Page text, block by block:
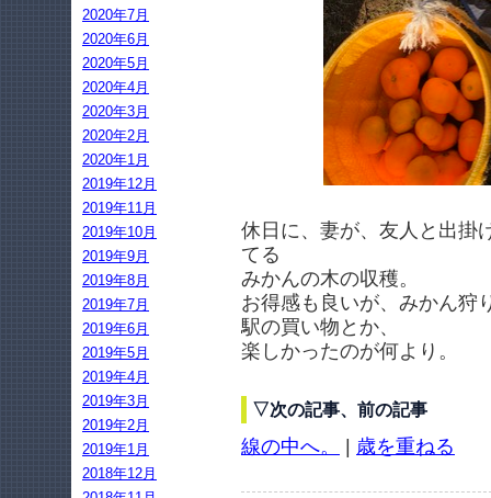
休日に、妻が、友人と出掛
てる
みかんの木の収穫。
お得感も良いが、みかん狩
駅の買い物とか、
楽しかったのが何より。
▽次の記事、前の記事
線の中へ。 歳を重ねる
2020年7月
2020年6月
2020年5月
2020年4月
2020年3月
2020年2月
2020年1月
2019年12月
2019年11月
2019年10月
2019年9月
2019年8月
2019年7月
2019年6月
2019年5月
2019年4月
2019年3月
2019年2月
2019年1月
2018年12月